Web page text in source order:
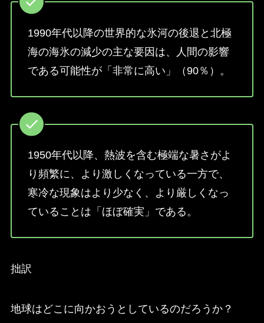
1990年代以降の世界的な氷河の後退と北極
海の海氷の減少の主な要因は、人間の影響
である可能性が「非常に高い」（90％）。
1950年代以降、熱波を含む極端な暑さがよ
り頻繁に、より激しくなっている一方で、
寒冷な現象はより少なく、より厳しくなっ
ていることは「ほぼ確実」である。
拙訳
地球はどこに向かおうとしているのだろうか？